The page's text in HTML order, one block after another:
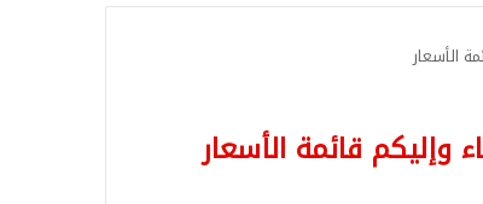
الأسعار
وإليكم قائمة الأسعار